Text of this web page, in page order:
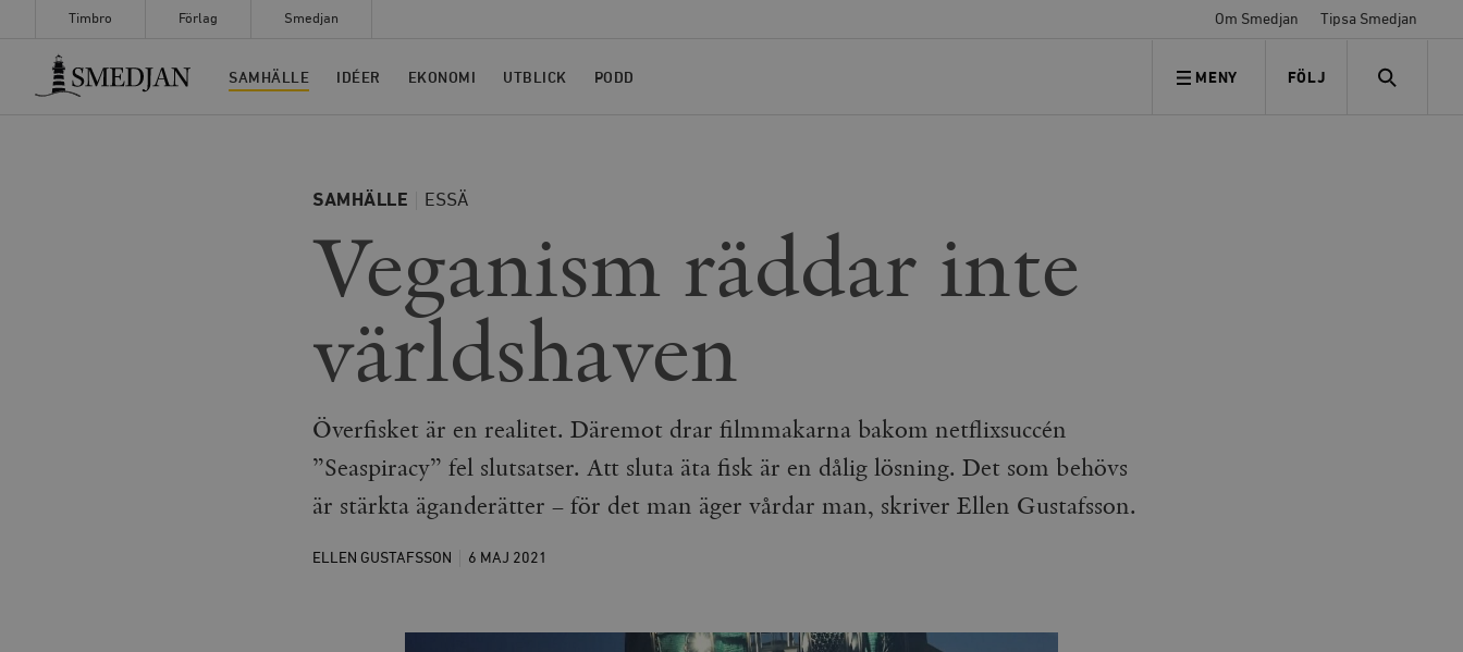
Timbro Förlag Smedjan Om Smedjan Tipsa Smedjan
Timbro
SAMHÄLLE IDÉER EKONOMI UTBLICK PODD MENY FÖLJ
FÖLJ OSS SEARCH
SAMHÄLLE ESSÄ
Veganism räddar inte
världshaven
Överfisket är en realitet. Däremot drar filmmakarna bakom netflixsuccén
”Seaspiracy” fel slutsatser. Att sluta äta fisk är en dålig lösning. Det som behövs
är stärkta äganderätter – för det man äger vårdar man, skriver Ellen Gustafsson.
ELLEN GUSTAFSSON 6 MAJ 2021